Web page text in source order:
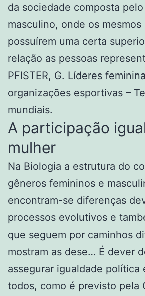
da sociedade composta
masculino, onde os mesmos
possuírem uma certa
relação as pessoas
PFISTER, G. Líderes
organizações esportivas –
mundiais.
A participação
mulher
Na Biologia a estrutura do
gêneros femininos e
encontram-se diferenças
processos evolutivos e
que seguem por caminhos
mostram as dese… É dever
assegurar igualdade política
todos, como é previsto pela